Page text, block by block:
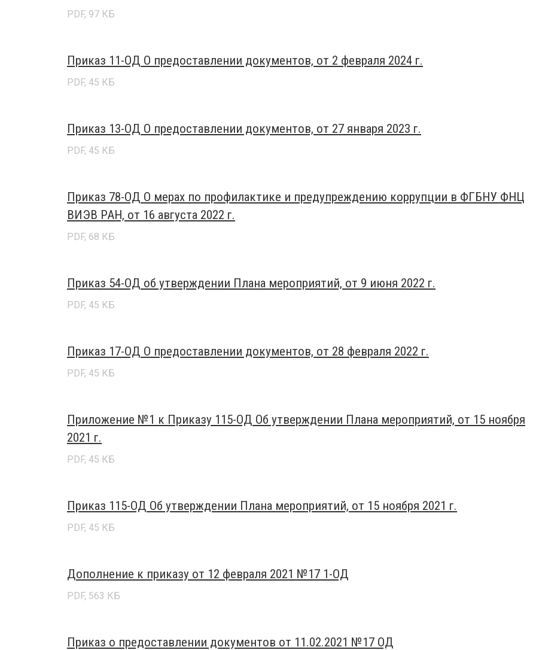
PDF, 97 КБ
Приказ 11-ОД О предоставлении документов, от 2 февраля 2024 г.
PDF, 45 КБ
Приказ 13-ОД О предоставлении документов, от 27 января 2023 г.
PDF, 45 КБ
Приказ 78-ОД О мерах по профилактике и предупреждению коррупции в ФГБНУ ФНЦ
ВИЭВ РАН, от 16 августа 2022 г.
PDF, 68 КБ
Приказ 54-ОД об утверждении Плана мероприятий, от 9 июня 2022 г.
PDF, 45 КБ
Приказ 17-ОД О предоставлении документов, от 28 февраля 2022 г.
PDF, 45 КБ
Приложение №1 к Приказу 115-ОД Об утверждении Плана мероприятий, от 15 ноября
2021 г.
PDF, 45 КБ
Приказ 115-ОД Об утверждении Плана мероприятий, от 15 ноября 2021 г.
PDF, 45 КБ
Дополнение к приказу от 12 февраля 2021 №17 1-ОД
PDF, 563 КБ
Приказ о предоставлении документов от 11.02.2021 №17 ОД